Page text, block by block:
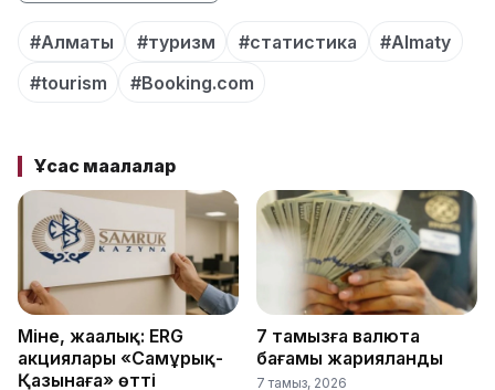
#Алматы #туризм #статистика
#Almaty
#tourism
#Booking.com
Ұқсас мақалалар
Міне, жаңалық: ERG
акциялары «Самұрық-
Қазынаға» өтті
7 тамызға валюта
бағамы жарияланды
7 тамыз, 2026